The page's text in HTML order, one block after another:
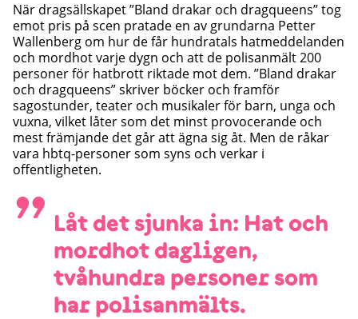
När dragsällskapet ”Bland drakar och dragqueens” tog
emot pris på scen pratade en av grundarna Petter
Wallenberg om hur de får hundratals hatmeddelanden
och mordhot varje dygn och att de polisanmält 200
personer för hatbrott riktade mot dem. ”Bland drakar
och dragqueens” skriver böcker och framför
sagostunder, teater och musikaler för barn, unga och
vuxna, vilket låter som det minst provocerande och
mest främjande det går att ägna sig åt. Men de råkar
vara hbtq-personer som syns och verkar i
offentligheten.
” Låt det sjunka in: Hat och
mordhot dagligen,
tvåhundra personer som
har polisanmälts.